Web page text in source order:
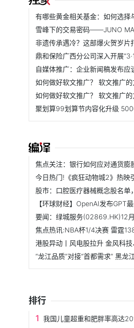
有哪些黄金相关基金：如何选择
非遗传承遇冷？这部爆火贺岁片
【环球财经】OpenAI发布GPT
排行
我国儿童超重和肥胖率高达20%，你家宝